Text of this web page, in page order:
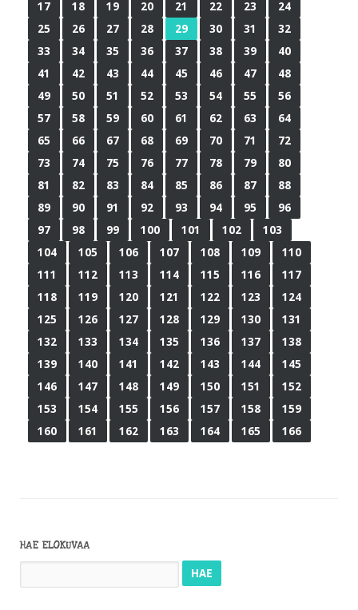
17
18 19 20 21 22 23
24
25
26 27 28 29 30 31
32
33
34 35 36 37 38 39
40
41
42 43 44 45 46 47
48
49
50 51 52 53 54 55
56
57
58 59 60 61 62 63
64
65
66 67 68 69 70 71
72
73
74 75 76 77 78 79
80
81
82 83 84 85 86 87
88
89
90 91 92 93 94 95
96
97
98 99 100 101 102
103
104
105 106 107 108 109
110
111
112 113 114 115 116
117
118
119 120 121 122 123
124
125
126 127 128 129 130
131
132
133 134 135 136 137
138
139
140 141 142 143 144
145
146
147 148 149 150 151
152
153
154 155 156 157 158
159
160
161 162 163 164 165 166
HAE ELOKUVAA